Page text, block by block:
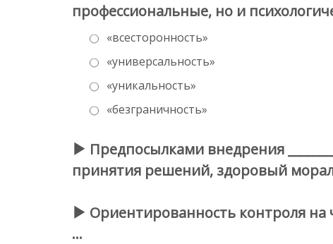
профессиональные, но и
«всесторонность»
«универсальность»
«уникальность»
«безграничность»
Предпосылками внедрения
принятия решений, здоровый
Ориентированность контроля на
…